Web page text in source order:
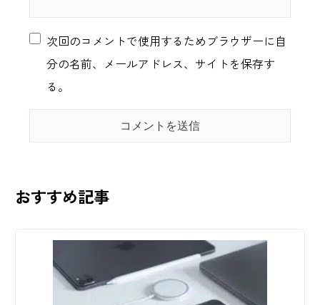
次回のコメントで使用するためブラウザーに自
分の名前、メールアドレス、サイトを保存す
る。
おすすめ記事